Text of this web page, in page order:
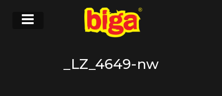
_LZ_4649-nw